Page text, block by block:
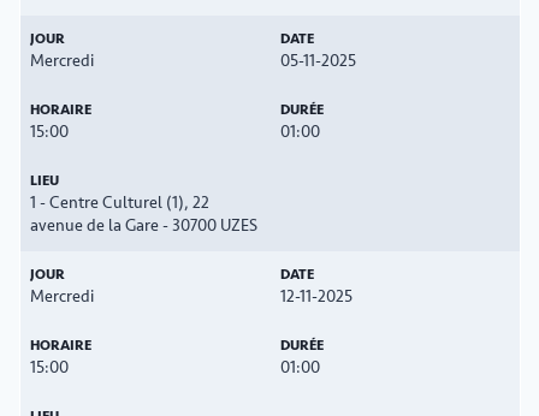
Mercredi 05-11-2025
15:00 01:00
1 - Centre Culturel (1), 22
avenue de la Gare - 30700 UZES
Mercredi 12-11-2025
15:00 01:00